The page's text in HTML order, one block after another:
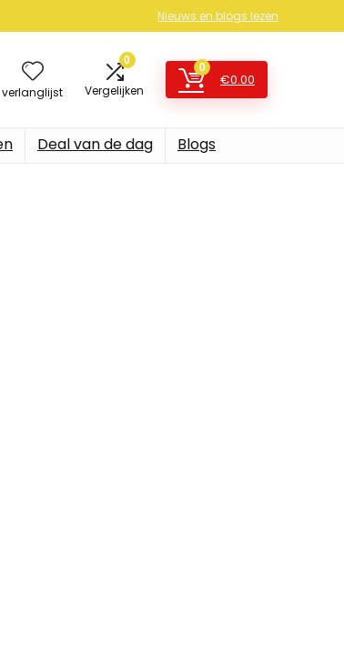
Nieuws en blogs lezen
verlanglijst
0
Vergelijken
0
€0.00
Deal van de dag Blogs